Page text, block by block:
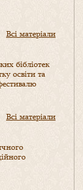
Всі матеріали
бібліотек
освіти та
Всі матеріали